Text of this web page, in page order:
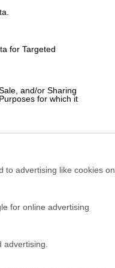
for Targeted
and/or Sharing
for which it
to advertising like cookies on
for online advertising
παιδί -
άκρας
το
το 6ο
Σπανούλη
Σπανούλης